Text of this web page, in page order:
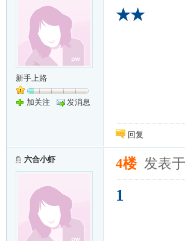
新手上路
加关注 发消息
★★
回复
六合小虾 4楼 发表
1